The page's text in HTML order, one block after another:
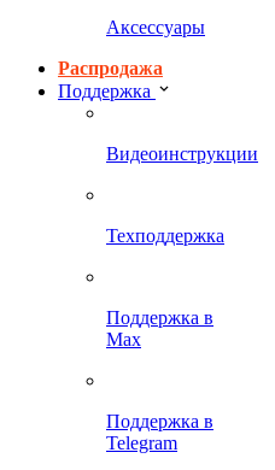
Аксессуары
Распродажа
Поддержка
Видеоинструкции
Техподдержка
Поддержка в
Max
Поддержка в
Telegram